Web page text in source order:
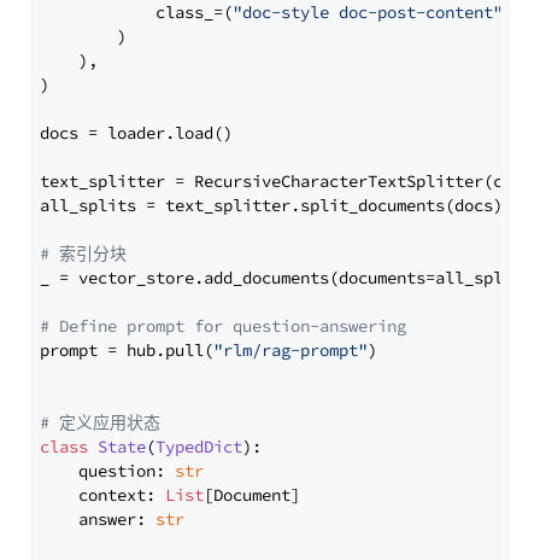
            class_=(
"doc-style doc-post-content"
        )
    ),
)
docs = loader.load()
text_splitter =
all_splits = text_splitter.split_documents(docs)
# 索引分块
_ = vector_store.add_documents(documents=all_splits)
# Define prompt for question-answering
prompt = hub.pull("rlm/rag-prompt")
# 定义应用状态
class State(TypedDict):
    question:
str
    context:
List[Document]
    answer:
str